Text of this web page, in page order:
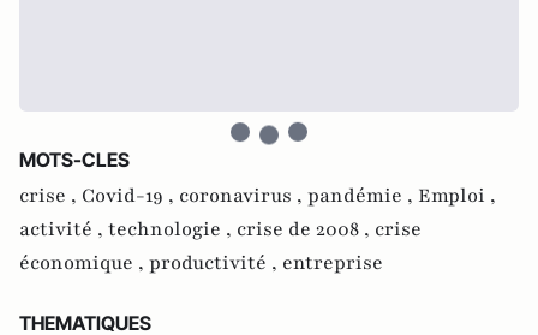
MOTS-CLES
crise , Covid-19 , coronavirus , pandémie , Emploi ,
activité , technologie , crise de 2008 , crise
économique , productivité , entreprise
THEMATIQUES